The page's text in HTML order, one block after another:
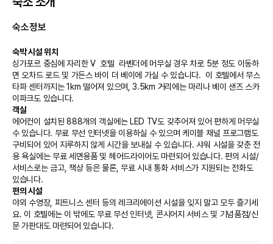
숙소정보
숙박 시설 위치
싱가포르 중심에 자리한 V  호텔  라벤더에 머무실 경우 차로 5분 정도 이동하
면 오차드 로드 및 가든스 바이 더 베이에 가실 수 있습니다.  이 호텔에서 무스
타파 센터까지는 1km 떨어져 있으며, 3.5km 거리에는 마리나 베이 샌즈 스카
이파크도 있습니다.
객실
에어컨이 설치된 888개의 객실에는 LED TV도 갖추어져 있어 편하게 머무실
수 있습니다. 무료 무선 인터넷을 이용하실 수 있으며 케이블 채널 프로그램도
구비되어 있어 지루하지 않게 시간을 보내실 수 있습니다. 샤워 시설을 갖춘 전
용 욕실에는 무료 세면용품 및 헤어드라이어도 마련되어 있습니다. 편의 시설/
서비스로는 금고, 책상 등은 물론, 무료 시내 통화 서비스가 지원되는 전화도
있습니다.
편의 시설
야외 수영장, 피트니스 센터 등의 레크리에이션 시설을 잊지 말고 모두 즐기세
요. 이 호텔에는 이 밖에도 무료 무선 인터넷, 콘시어지 서비스 및 기념품점/신
문 가판대도 마련되어 있습니다.